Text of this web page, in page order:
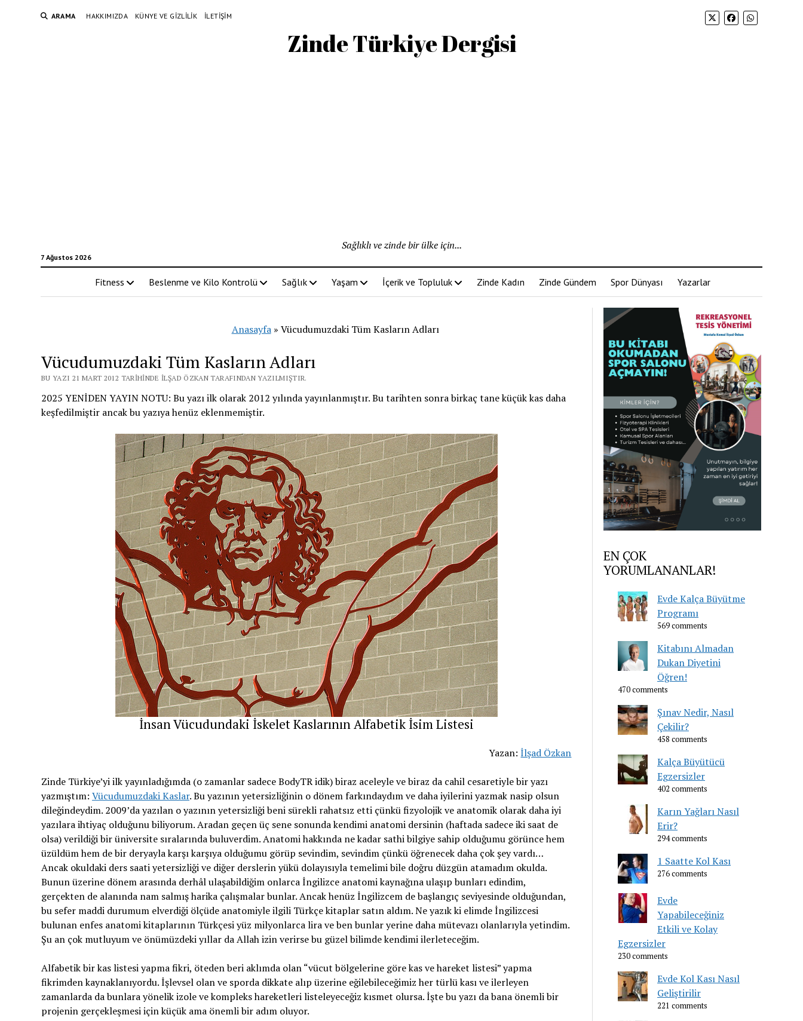
ARAMA HAKKIMIZDA KÜNYE VE GIZLILIK İLETIŞIM
Zinde Türkiye Dergisi
7 Ağustos 2026
Sağlıklı ve zinde bir ülke için...
Fitness Beslenme ve Kilo Kontrolü Sağlık Yaşam İçerik ve Topluluk Zinde Kadın Zinde Gündem Spor Dünyası Yazarlar
Anasayfa» Vücudumuzdaki Tüm Kasların Adları
Vücudumuzdaki Tüm Kasların Adları
BU YAZI 21 MART 2012 TARIHINDE İLŞAD ÖZKAN TARAFINDAN YAZILMIŞTIR.
2025 YENİDEN YAYIN NOTU: Bu yazı ilk olarak 2012 yılında yayınlanmıştır. Bu tarihten sonra birkaç tane küçük kas daha
keşfedilmiştir ancak bu yazıya henüz eklenmemiştir.
İnsan Vücudundaki İskelet Kaslarının Alfabetik İsim Listesi
Yazan:İlşad Özkan
Zinde Türkiye’yi ilk yayınladığımda (o zamanlar sadece BodyTR idik) biraz aceleyle ve biraz da cahil cesaretiyle bir yazı
yazmıştım: Vücudumuzdaki Kaslar. Bu yazının yetersizliğinin o dönem farkındaydım ve daha iyilerini yazmak nasip olsun
dileğindeydim. 2009’da yazılan o yazının yetersizliği beni sürekli rahatsız etti çünkü fizyolojik ve anatomik olarak daha iyi
yazılara ihtiyaç olduğunu biliyorum. Aradan geçen üç sene sonunda kendimi anatomi dersinin (haftada sadece iki saat de
olsa) verildiği bir üniversite sıralarında buluverdim. Anatomi hakkında ne kadar sathi bilgiye sahip olduğumu görünce hem
üzüldüm hem de bir deryayla karşı karşıya olduğumu görüp sevindim, sevindim çünkü öğrenecek daha çok şey vardı…
Ancak okuldaki ders saati yetersizliği ve diğer derslerin yükü dolayısıyla temelimi bile doğru düzgün atamadım okulda.
Bunun üzerine dönem arasında derhâl ulaşabildiğim onlarca İngilizce anatomi kaynağına ulaşıp bunları edindim,
gerçekten de alanında nam salmış harika çalışmalar bunlar. Ancak henüz İngilizcem de başlangıç seviyesinde olduğundan,
bu sefer maddi durumum elverdiği ölçüde anatomiyle ilgili Türkçe kitaplar satın aldım. Ne yazık ki elimde İngilizcesi
bulunan enfes anatomi kitaplarının Türkçesi yüz milyonlarca lira ve ben bunlar yerine daha mütevazı olanlarıyla yetindim.
Şu an çok mutluyum ve önümüzdeki yıllar da Allah izin verirse bu güzel bilimde kendimi ilerleteceğim.
Alfabetik bir kas listesi yapma fikri, öteden beri aklımda olan “vücut bölgelerine göre kas ve hareket listesi” yapma
fikrimden kaynaklanıyordu. İşlevsel olan ve sporda dikkate alıp üzerine eğilebileceğimiz her türlü kası ve ilerleyen
zamanlarda da bunlara yönelik izole ve kompleks hareketleri listeleyeceğiz kısmet olursa. İşte bu yazı da bana önemli bir
projenin gerçekleşmesi için küçük ama önemli bir adım oluyor.
EN ÇOK
YORUMLANANLAR!
Evde Kalça Büyütme
Programı
569 comments
Kitabını Almadan
Dukan Diyetini
Öğren!
470 comments
Şınav Nedir, Nasıl
Çekilir?
458 comments
Kalça Büyütücü
Egzersizler
402 comments
Karın Yağları Nasıl
Erir?
294 comments
1 Saatte Kol Kası
276 comments
Evde
Yapabileceğiniz
Etkili ve Kolay
Egzersizler
230 comments
Evde Kol Kası Nasıl
Geliştirilir
221 comments